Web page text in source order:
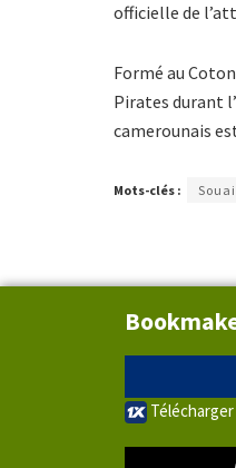
officielle de
Formé au
Pirates durant
camerounais
Mots-clés :